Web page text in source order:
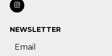
NEWSLETTER